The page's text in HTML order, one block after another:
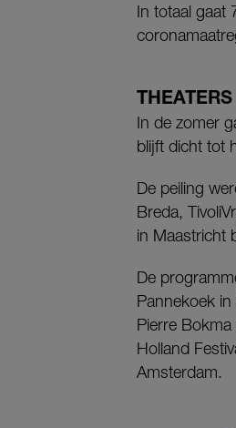
In totaal gaat
THEATERS
In de zomer
blijft dicht tot
De peiling
Breda,
in Maastricht
De
Pannekoek
Pierre
Holland
Amsterdam.